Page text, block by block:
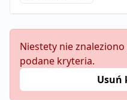
Niestety nie znaleziono
podane kryteria.
Usuń